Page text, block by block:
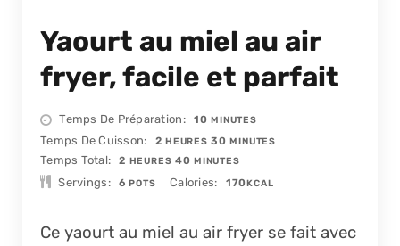
Yaourt au miel au air
fryer, facile et parfait
Temps De Préparation 10MINUTES
MINUTES
Temps De Cuisson 2HEURES
HEURES 30 MINUTES
MINUTES
Temps Total 2 HEURES
HEURES 40MINUTES
MINUTES
Servings 6 POTS Calories 170KCAL
Ce yaourt au miel au air fryer se fait avec